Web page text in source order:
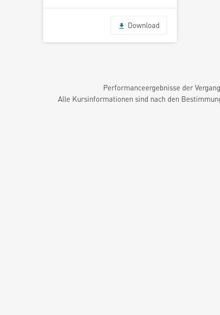
Download
Performanceergebnisse der
Alle Kursinformationen sind nach den